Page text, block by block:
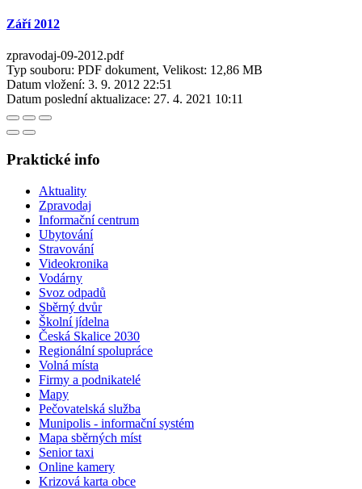
Září 2012
zpravodaj-09-2012.pdf
Typ souboru: PDF dokument, Velikost: 12,86 MB
Datum vložení: 3. 9. 2012 22:51
Datum poslední aktualizace: 27. 4. 2021 10:11
Praktické info
Aktuality
Zpravodaj
Informační centrum
Ubytování
Stravování
Videokronika
Vodárny
Svoz odpadů
Sběrný dvůr
Školní jídelna
Česká Skalice 2030
Regionální spolupráce
Volná místa
Firmy a podnikatelé
Mapy
Pečovatelská služba
Munipolis - informační systém
Mapa sběrných míst
Senior taxi
Online kamery
Krizová karta obce